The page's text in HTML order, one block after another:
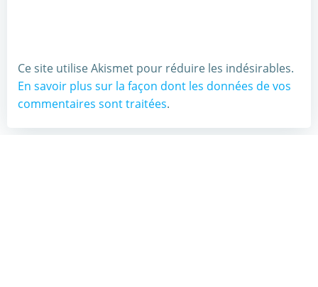
Ce site utilise Akismet pour réduire les indésirables.
En savoir plus sur la façon dont les données de vos
commentaires sont traitées.